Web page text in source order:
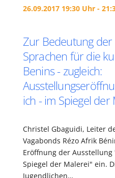
26.09.2017 19:30 Uhr -
Zur Bedeutung
Sprachen für die
Benins - zugleich:
ich - im Spiegel der
Christel Gbaguidi, Leiter
Vagabonds Rézo Afrik
Eröffnung der
Spiegel der Malerei" ein.
Jugendlichen…